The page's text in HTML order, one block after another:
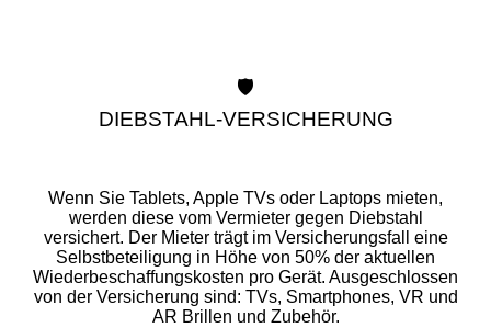
🛡️
DIEBSTAHL-VERSICHERUNG
Wenn Sie Tablets, Apple TVs oder Laptops mieten,
werden diese vom Vermieter gegen Diebstahl
versichert. Der Mieter trägt im Versicherungsfall eine
Selbstbeteiligung in Höhe von 50% der aktuellen
Wiederbeschaffungskosten pro Gerät. Ausgeschlossen
von der Versicherung sind: TVs, Smartphones, VR und
AR Brillen und Zubehör.